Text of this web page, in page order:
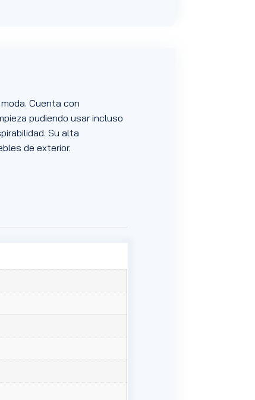
Cuenta con
pudiendo usar incluso
Su alta
de exterior.